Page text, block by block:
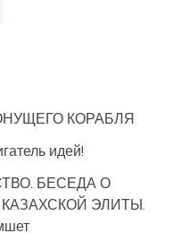
КОРАБЛЯ
идей!
БЕСЕДА О
ЭЛИТЫ.